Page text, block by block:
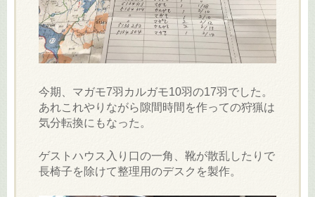
今期、マガモ7羽カルガモ10羽の17羽でした。
あれこれやりながら隙間時間を作っての狩猟は
気分転換にもなった。
ゲストハウス入り口の一角、靴が散乱したりで
長椅子を除けて整理用のデスクを製作。